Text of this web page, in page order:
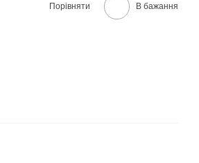
Порівняти В бажання